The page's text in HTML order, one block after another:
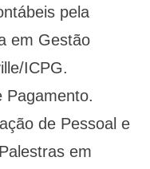
pela
em Gestão
ICPG.
Pagamento.
de Pessoal e
em